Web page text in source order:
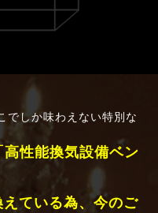
でしか味わえない特別な
高性能換気設備ベン
ている為、今のご